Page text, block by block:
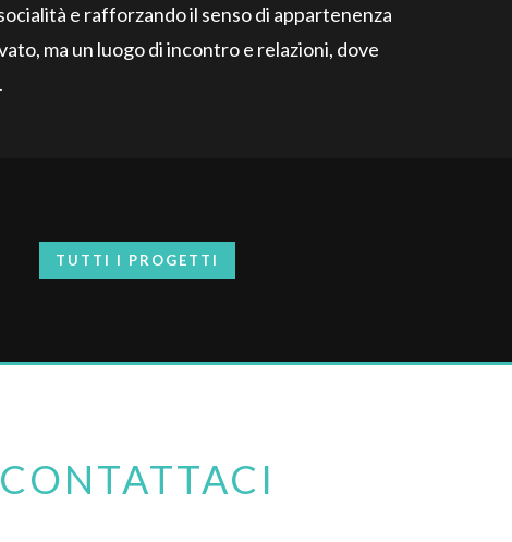
e rafforzando il senso di appartenenza
ma un luogo di incontro e relazioni, dove
TUTTI I PROGETTI
CONTATTACI